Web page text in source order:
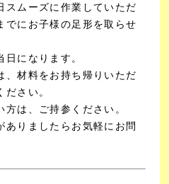
ムーズに作業していただ
でにお子様の足形を取らせ
になります。
材料をお持ち帰りいただ
さい。
は、ご持参ください。
ありましたらお気軽にお問